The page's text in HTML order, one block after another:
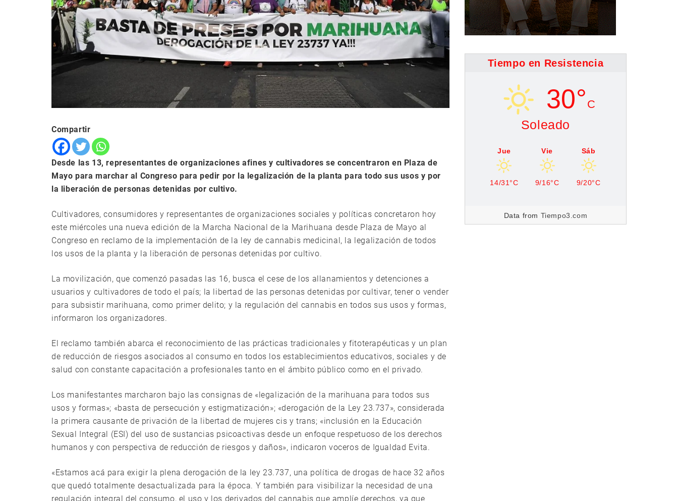
Compartir
Desde las 13, representantes de organizaciones afines y cultivadores se concentraron en Plaza de
Mayo para marchar al Congreso para pedir por la legalización de la planta para todo sus usos y por
la liberación de personas detenidas por cultivo.
Cultivadores, consumidores y representantes de organizaciones sociales y políticas concretaron hoy
este miércoles una nueva edición de la Marcha Nacional de la Marihuana desde Plaza de Mayo al
Congreso en reclamo de la implementación de la ley de cannabis medicinal, la legalización de todos
los usos de la planta y la liberación de personas detenidas por cultivo.
La movilización, que comenzó pasadas las 16, busca el cese de los allanamientos y detenciones a
usuarios y cultivadores de todo el país; la libertad de las personas detenidas por cultivar, tener o vender
para subsistir marihuana, como primer delito; y la regulación del cannabis en todos sus usos y formas,
informaron los organizadores.
El reclamo también abarca el reconocimiento de las prácticas tradicionales y fitoterapéuticas y un plan
de reducción de riesgos asociados al consumo en todos los establecimientos educativos, sociales y de
salud con constante capacitación a profesionales tanto en el ámbito público como en el privado.
Los manifestantes marcharon bajo las consignas de «legalización de la marihuana para todos sus
usos y formas»; «basta de persecución y estigmatización»; «derogación de la Ley 23.737», considerada
la primera causante de privación de la libertad de mujeres cis y trans; «inclusión en la Educación
Sexual Integral (ESI) del uso de sustancias psicoactivas desde un enfoque respetuoso de los derechos
humanos y con perspectiva de reducción de riesgos y daños», indicaron voceros de Igualdad Evita.
«Estamos acá para exigir la plena derogación de la ley 23.737, una política de drogas de hace 32 años
que quedó totalmente desactualizada para la época. Y también para visibilizar la necesidad de una
regulación integral del consumo, el uso y los derivados del cannabis que amplíe derechos, ya que
Tiempo en Resistencia
30° C
Soleado
Jue
14/31°C
Vie
9/16°C
Sáb
9/20°C
Data from Tiempo3.com